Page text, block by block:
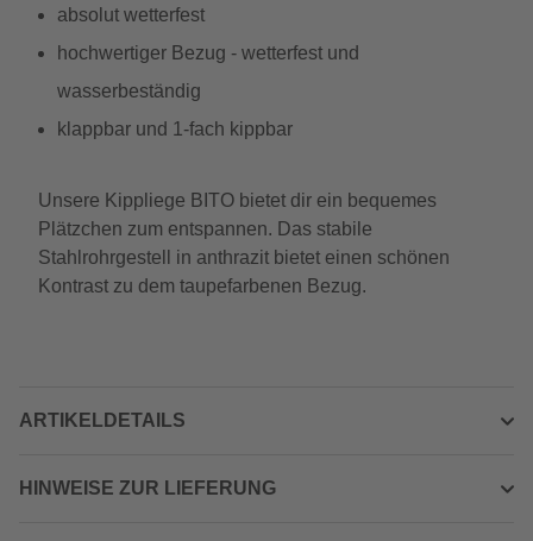
absolut wetterfest
hochwertiger Bezug - wetterfest und
wasserbeständig
klappbar und 1-fach kippbar
Unsere Kippliege BITO bietet dir ein bequemes
Plätzchen zum entspannen. Das stabile
Stahlrohrgestell in anthrazit bietet einen schönen
Kontrast zu dem taupefarbenen Bezug.
ARTIKELDETAILS
HINWEISE ZUR LIEFERUNG